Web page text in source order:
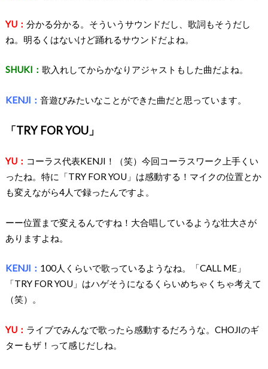
YU： 分かる分かる。そういうサウンドだし、歌詞もそうだし
ね。明るくはないけど踊れるサウンドだよね。
SHUKI： 歌入れしてからかなりアジャストもした曲だよね。
KENJI： 音遊びみたいなことができた曲だと思っています。
「TRY FOR YOU」
YU： コーラス代表KENJI！（笑）今回コーラスワーク上手くい
ったね。特に「TRY FOR YOU」は感動する！マイクの位置とか
も変えながら4人で録ったんですよ。
ーー位置まで変えるんですね！大合唱しているような壮大さが
ありますよね。
KENJI： 100人くらいで歌っているようなね。「CALL ME」
「TRY FOR YOU」はハゲそうになるくらいめちゃくちゃ考えて
（笑）。
YU： ライブでみんなで歌ったら感動するだろうな。CHOJIのギ
ターもザ！って感じだしね。